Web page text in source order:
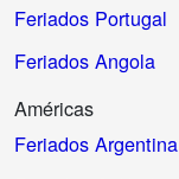
Feriados Portugal
Feriados Angola
Américas
Feriados Argentina